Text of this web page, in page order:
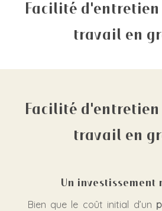
Facilité
travail en
Facilité
travail en
Un investissement
Bien que le coût initial d’un